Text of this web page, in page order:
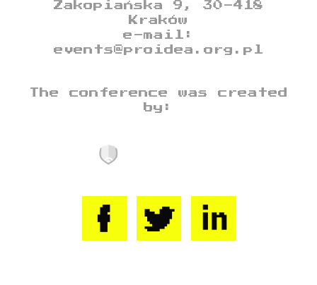
Zakopiańska 9, 30-418
Kraków
e-mail:
events@proidea.org.pl
The conference was created
by: